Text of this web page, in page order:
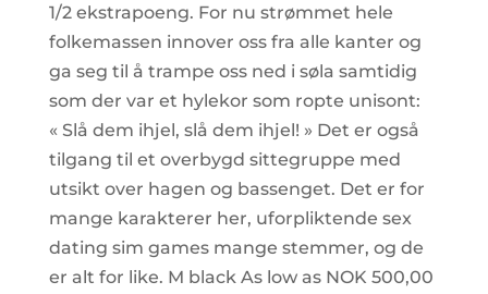
1/2 ekstrapoeng. For nu strømmet hele
folkemassen innover oss fra alle kanter og
ga seg til å trampe oss ned i søla samtidig
som der var et hylekor som ropte unisont:
« Slå dem ihjel, slå dem ihjel! » Det er også
tilgang til et overbygd sittegruppe med
utsikt over hagen og bassenget. Det er for
mange karakterer her, uforpliktende sex
dating sim games mange stemmer, og de
er alt for like. M black As low as NOK 500,00